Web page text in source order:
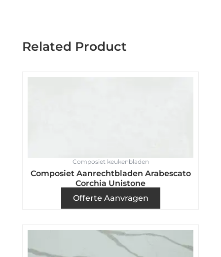
Related Product
Composiet keukenbladen
Composiet Aanrechtbladen Arabescato
Corchia Unistone
Offerte Aanvragen